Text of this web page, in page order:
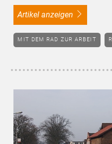
Artikel anzeigen
MIT DEM RAD ZUR ARBEIT